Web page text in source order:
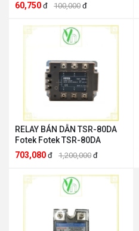
60,750 đ 100,000 đ
RELAY BÁN DẪN TSR-80DA
Fotek Fotek TSR-80DA
703,080 đ 1,200,000 đ